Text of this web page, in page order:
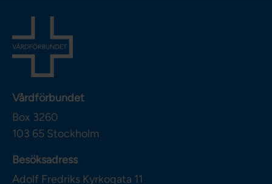
Vårdförbundet
Box 3260
103 65 Stockholm
Besöksadress
Adolf Fredriks Kyrkogata 11